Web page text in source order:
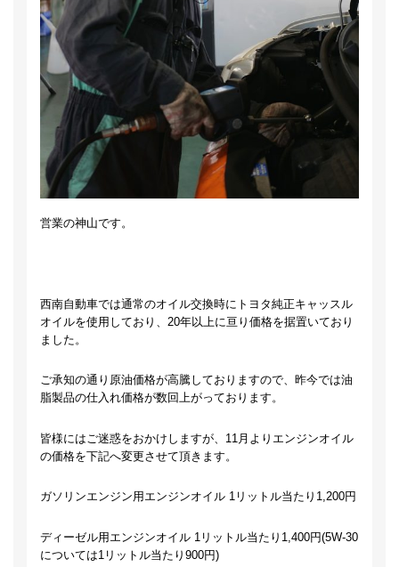
営業の神山です。
西南自動車では通常のオイル交換時にトヨタ純正キャッスル
オイルを使用しており、20年以上に亘り価格を据置いており
ました。
ご承知の通り原油価格が高騰しておりますので、昨今では油
脂製品の仕入れ価格が数回上がっております。
皆様にはご迷惑をおかけしますが、11月よりエンジンオイル
の価格を下記へ変更させて頂きます。
ガソリンエンジン用エンジンオイル 1リットル当たり1,200円
ディーゼル用エンジンオイル 1リットル当たり1,400円(5W-30
については1リットル当たり900円)